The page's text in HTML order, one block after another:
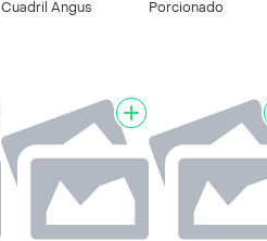
Cuadril Angus Porcionado